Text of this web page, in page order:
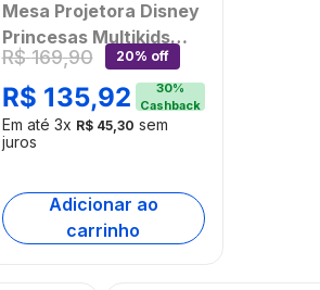
Mesa Projetora Disney
Princesas Multikids
com 24 Desenhos -
BR2133OUT
[Reembalado]
R$ 169,90 20% off
R$ 135,92 30%
Cashback
Em até 3x R$ 45,30 sem
juros
Adicionar ao
carrinho